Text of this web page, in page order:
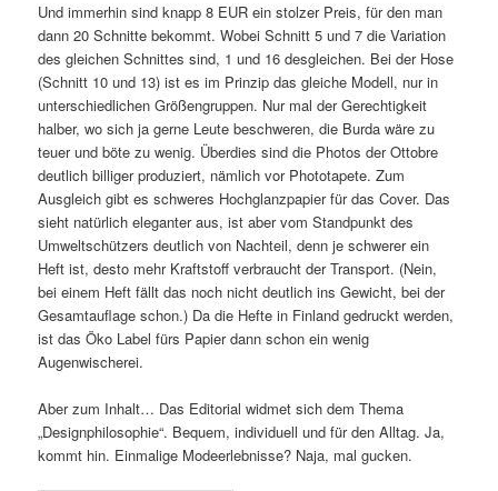
Und immerhin sind knapp 8 EUR ein stolzer Preis, für den man
dann 20 Schnitte bekommt. Wobei Schnitt 5 und 7 die Variation
des gleichen Schnittes sind, 1 und 16 desgleichen. Bei der Hose
(Schnitt 10 und 13) ist es im Prinzip das gleiche Modell, nur in
unterschiedlichen Größengruppen. Nur mal der Gerechtigkeit
halber, wo sich ja gerne Leute beschweren, die Burda wäre zu
teuer und böte zu wenig. Überdies sind die Photos der Ottobre
deutlich billiger produziert, nämlich vor Phototapete. Zum
Ausgleich gibt es schweres Hochglanzpapier für das Cover. Das
sieht natürlich eleganter aus, ist aber vom Standpunkt des
Umweltschützers deutlich von Nachteil, denn je schwerer ein
Heft ist, desto mehr Kraftstoff verbraucht der Transport. (Nein,
bei einem Heft fällt das noch nicht deutlich ins Gewicht, bei der
Gesamtauflage schon.) Da die Hefte in Finland gedruckt werden,
ist das Öko Label fürs Papier dann schon ein wenig
Augenwischerei.
Aber zum Inhalt… Das Editorial widmet sich dem Thema
„Designphilosophie“. Bequem, individuell und für den Alltag. Ja,
kommt hin. Einmalige Modeerlebnisse? Naja, mal gucken.